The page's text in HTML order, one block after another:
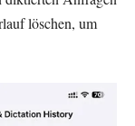
löschen, um